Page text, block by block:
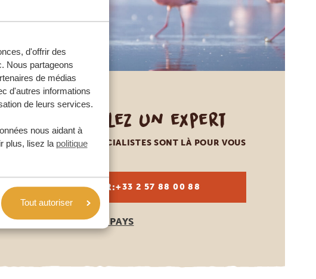
d'offrir des
Nous partageons
de médias
d'autres informations
de leurs services.
nous aidant à
plus, lisez la politique
Tout autoriser
Appelez un expert
NOS SPÉCIALISTES SONT LÀ POUR VOUS
FR:+33 2 57 88 00 88
AUTRES PAYS